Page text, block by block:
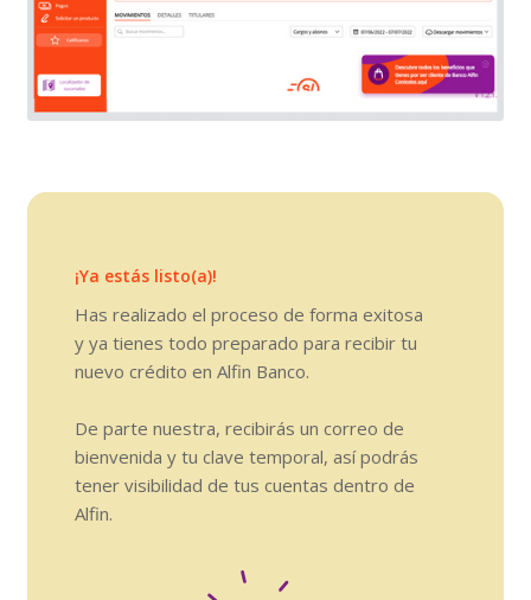
¡Ya estás listo(a)!
Has realizado el proceso de forma exitosa
y ya tienes todo preparado para recibir tu
nuevo crédito en Alfin Banco.
De parte nuestra, recibirás un correo de
bienvenida y tu clave temporal, así podrás
tener visibilidad de tus cuentas dentro de
Alfin.